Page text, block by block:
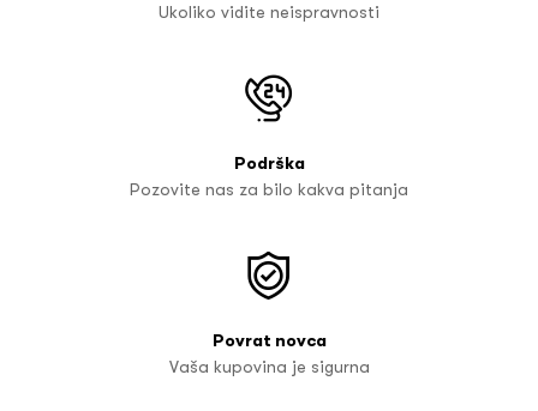
Ukoliko vidite neispravnosti
Podrška
Pozovite nas za bilo kakva pitanja
Povrat novca
Vaša kupovina je sigurna